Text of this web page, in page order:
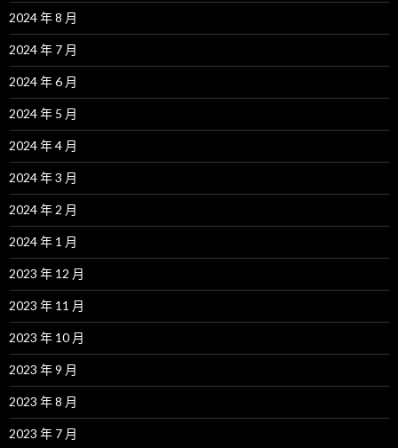
2024 年 8 月
2024 年 7 月
2024 年 6 月
2024 年 5 月
2024 年 4 月
2024 年 3 月
2024 年 2 月
2024 年 1 月
2023 年 12 月
2023 年 11 月
2023 年 10 月
2023 年 9 月
2023 年 8 月
2023 年 7 月